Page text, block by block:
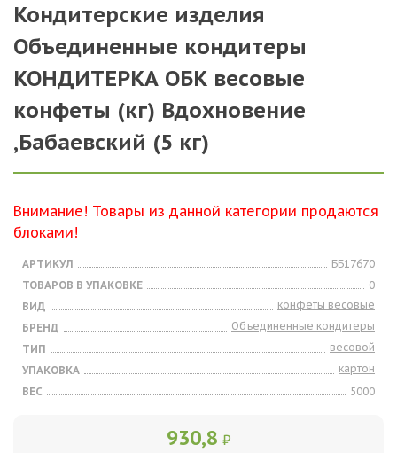
Кондитерские изделия
Объединенные кондитеры
КОНДИТЕРКА ОБК весовые
конфеты (кг) Вдохновение
,Бабаевский (5 кг)
Внимание! Товары из данной категории продаются
блоками!
АРТИКУЛ
ББ17670
ТОВАРОВ В УПАКОВКЕ
0
ВИД
конфеты весовые
БРЕНД
Объединенные кондитеры
ТИП
весовой
УПАКОВКА
картон
ВЕС
5000
930,8 ₽